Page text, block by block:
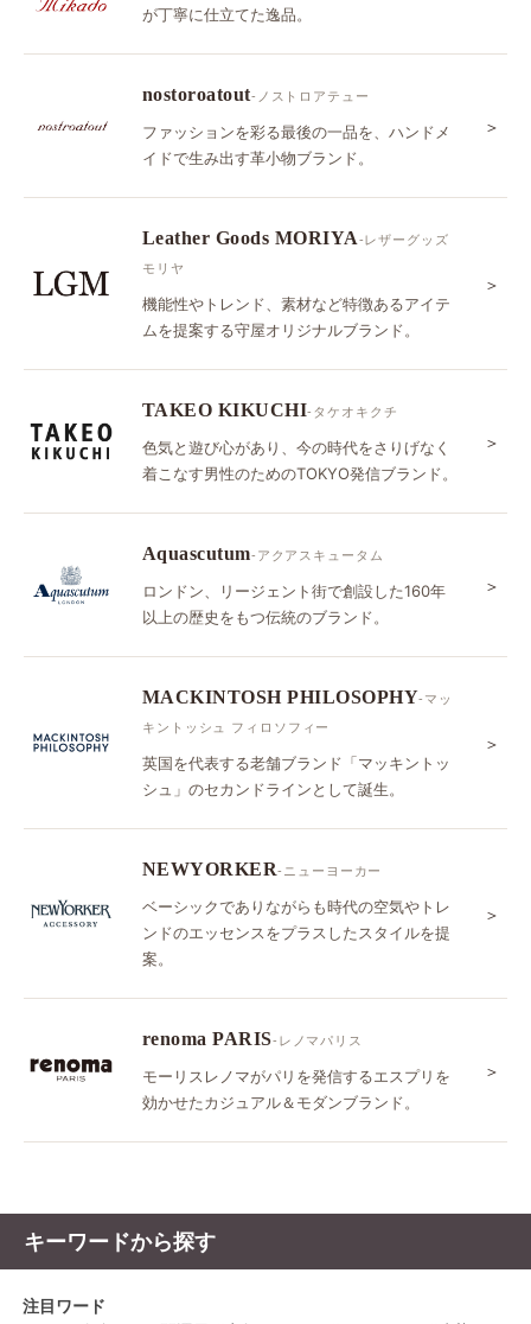
が丁寧に仕立てた逸品。
nostoroatout-ノストロアテュー
ファッションを彩る最後の一品を、ハンドメ
イドで生み出す革小物ブランド。
＞
Leather Goods MORIYA-レザーグッズ
モリヤ
機能性やトレンド、素材など特徴あるアイテ
ムを提案する守屋オリジナルブランド。
＞
TAKEO KIKUCHI-タケオキクチ
色気と遊び心があり、今の時代をさりげなく
着こなす男性のためのTOKYO発信ブランド。
＞
Aquascutum-アクアスキュータム
ロンドン、リージェント街で創設した160年
以上の歴史をもつ伝統のブランド。
＞
MACKINTOSH PHILOSOPHY-マッ
キントッシュ フィロソフィー
英国を代表する老舗ブランド「マッキントッ
シュ」のセカンドラインとして誕生。
＞
NEWYORKER-ニューヨーカー
ベーシックでありながらも時代の空気やトレ
ンドのエッセンスをプラスしたスタイルを提
案。
＞
renoma PARIS-レノマパリス
モーリスレノマがパリを発信するエスプリを
効かせたカジュアル＆モダンブランド。
＞
キーワードから探す
注目ワード